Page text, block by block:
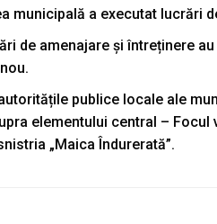
municipală a executat lucrări
de amenajare și întreținere
publice locale ale
elementului central –
„Maica Îndurerată”.